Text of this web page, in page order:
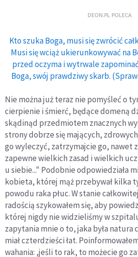
DEON.PL POLECA
Kto szuka Boga, musi się zwrócić
Musi się wciąż ukierunkowywać na
przed oczyma i wytrwale
Boga, swój prawdziwy skarb.
Nie można już teraz nie pomyśleć o
cierpienie i śmierć, będące domeną
skądinąd przedmiotem znacznych
strony dobrze się mających,
go wyleczyć, zatrzymajcie go, nawet
zapewne wielkich zasad i wielkich
u siebie..." Podobnie odpowiedziała
kobieta, której mąż przebywał kilka
powodu raka płuc. W stanie
radością szykowałem się, aby
której nigdy nie widzieliśmy w
zapytania mnie o to, jaka była natura
miał czterdzieści łat.
wahania: ,jeśli to rak, to możecie go